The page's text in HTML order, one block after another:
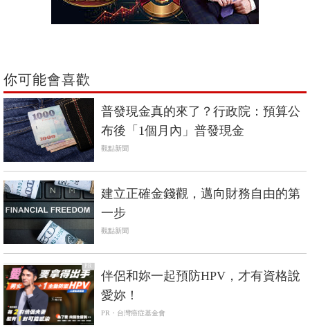
你可能會喜歡
普發現金真的來了？行政院：預算公
布後「1個月內」普發現金
觀點新聞
建立正確金錢觀，邁向財務自由的第
一步
觀點新聞
PR
伴侶和妳一起預防HPV，才有資格說
愛妳！
PR・台灣癌症基金會